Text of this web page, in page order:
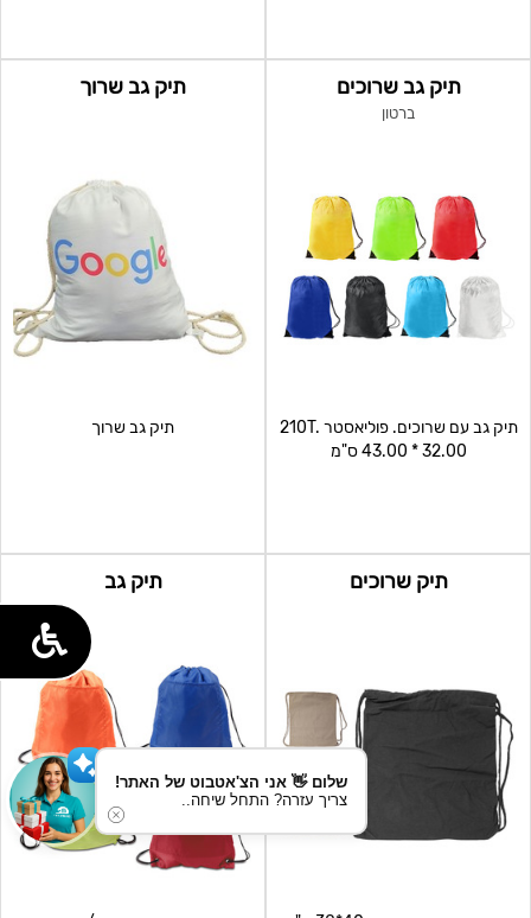
תיק גב שרוכים
ברטון
תיק גב עם שרוכים. פוליאסטר 210T.
43.00 * 32.00 ס"מ
תיק גב שרוך
תיק גב שרוך
תיק שרוכים תיק גב
שלום 👋 אני הצ'אטבוט של האתר!
צריך עזרה? התחל שיחה..